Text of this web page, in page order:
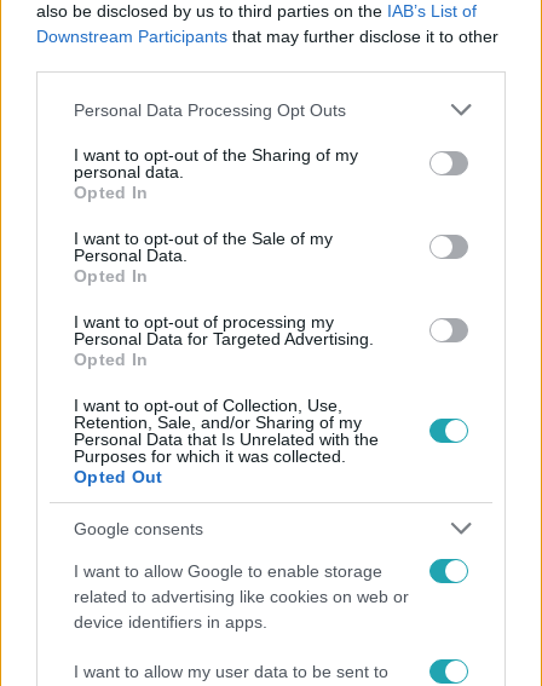
also be disclosed by us to third parties on the IAB’s List of
Downstream Participants that may further disclose it to other
Please note that this website/app uses one or more Google
not limited to your visit or usage behaviour. You may click to
grant or deny consent to Google and its third-party tags to
use your data for below specified purposes in below Google
consent section.
Personal Data Processing Opt Outs
I want to opt-out of the Sharing of my
personal data.
Opted In
I want to opt-out of the Sale of my
Personal Data.
Opted In
I want to opt-out of processing my
Personal Data for Targeted Advertising.
Opted In
I want to opt-out of Collection, Use,
Retention, Sale, and/or Sharing of my
Personal Data that Is Unrelated with the
Purposes for which it was collected.
Opted Out
Google consents
I want to allow Google to enable storage
related to advertising like cookies on web or
device identifiers in apps.
I want to allow my user data to be sent to
MAGYAR SZTÁROK
BUDAPEST #ZENE #TURNÉ
BRUNO X SPACC BEJELENTÉS
Népszerű